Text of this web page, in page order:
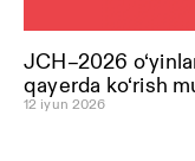
JCH–2026
qayerda ko‘rish
12 iyun 2026